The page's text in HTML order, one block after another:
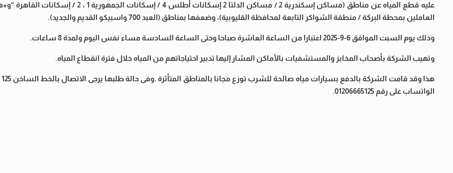
عليه قطع المياه عن مناطق (مساكن إسكندرية 2 / مساكن الدلتا 2 إسكانات أطلس 4 / إسكانات
العاملين بمحطة البركة / منطقة الشواكر التابعة لمحافظة القليوبية)، وضعفها بمناطق (العبد 700 واسبيكو القديم والجديد).
وذلك يوم السبت الموافق 6-9-2025 اعتبارا من الساعة العاشرة صباحا وحتى الساعة السادسة مساء نفس اليوم ولمدة 8 ساعات.
وتهيب الشركة بأصحاب المخابز والمستشفيات بالأماكن المشار إليها تدبير احتياجاتهم من المياه خلال فترة انقطاع المياه.
الواتساب على رقم 01206665125.